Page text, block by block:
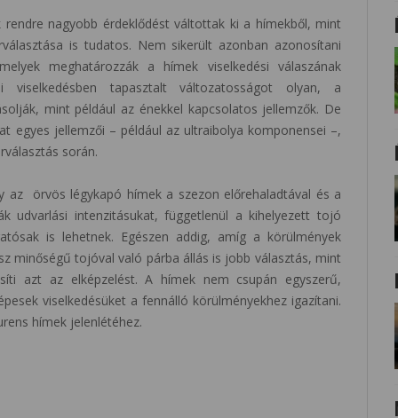
nagyobb érdeklődést váltottak ki a hímekből, mint
is tudatos. Nem sikerült azonban azonosítani
meghatározzák a hímek viselkedési válaszának
viselkedésben tapasztalt változatosságot olyan, a
mint például az énekkel kapcsolatos jellemzők. De
egyes jellemzői – például az ultraibolya komponensei –,
során.
az örvös légykapó hímek a szezon előrehaladtával és a
udvarlási intenzitásukat, függetlenül a kihelyezett tojó
is lehetnek. Egészen addig, amíg a körülmények
minőségű tojóval való párba állás is jobb választás, mint
azt az elképzelést. A hímek nem csupán egyszerű,
viselkedésüket a fennálló körülményekhez igazítani.
hímek jelenlétéhez.